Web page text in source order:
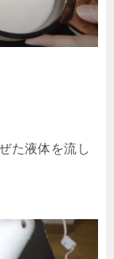
た液体を流し